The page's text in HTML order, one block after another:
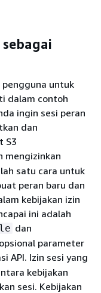
pengguna untuk
dalam contoh
ingin sesi peran
dan
S3
mengizinkan
satu cara untuk
peran baru dan
kebijakan izin
ini adalah
dan
parameter
API. Izin sesi yang
kebijakan
sesi. Kebijakan